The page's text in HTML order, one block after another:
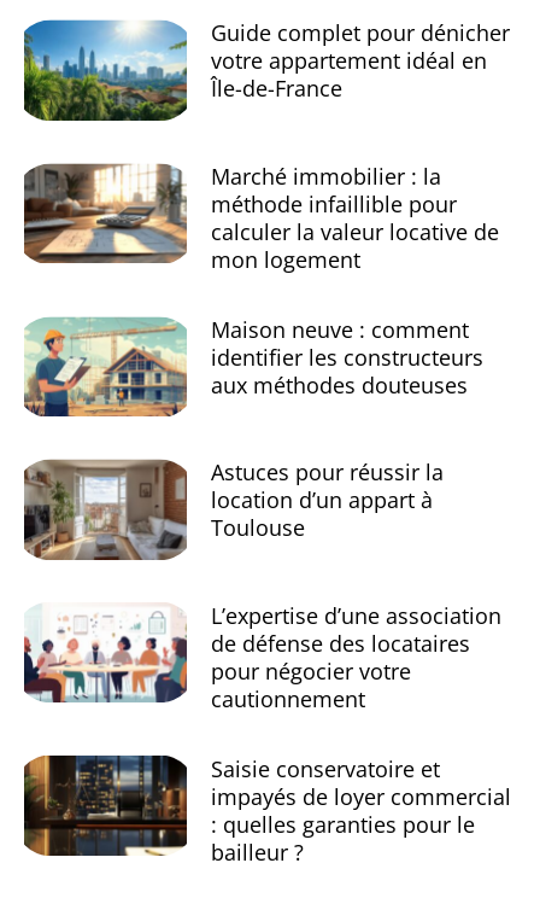
Guide complet pour dénicher
votre appartement idéal en
Île-de-France
Marché immobilier : la
méthode infaillible pour
calculer la valeur locative de
mon logement
Maison neuve : comment
identifier les constructeurs
aux méthodes douteuses
Astuces pour réussir la
location d’un appart à
Toulouse
L’expertise d’une association
de défense des locataires
pour négocier votre
cautionnement
Saisie conservatoire et
impayés de loyer commercial
: quelles garanties pour le
bailleur ?